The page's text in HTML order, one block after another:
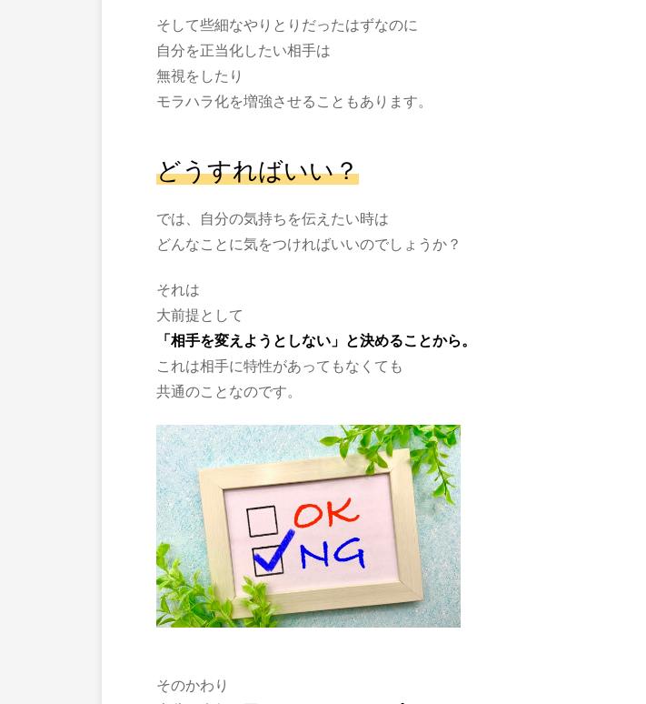
そして些細なやりとりだったはずなのに
自分を正当化したい相手は
無視をしたり
モラハラ化を増強させることもあります。
どうすればいい？
では、自分の気持ちを伝えたい時は
どんなことに気をつければいいのでしょうか？
それは
大前提として
「相手を変えようとしない」と決めることから。
これは相手に特性があってもなくても
共通のことなのです。
そのかわり